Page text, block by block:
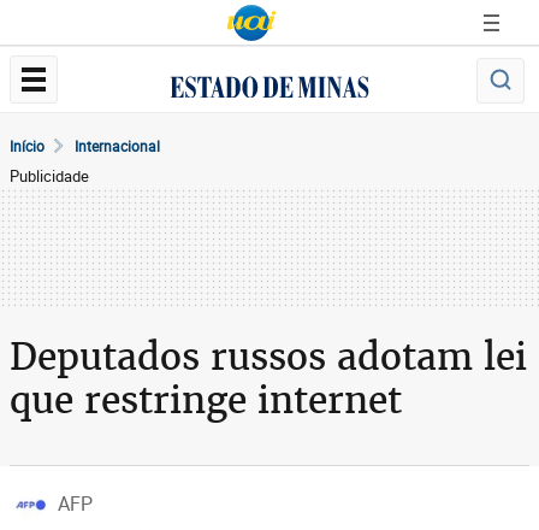
Início Internacional
Publicidade
Deputados russos adotam lei
que restringe internet
AFP